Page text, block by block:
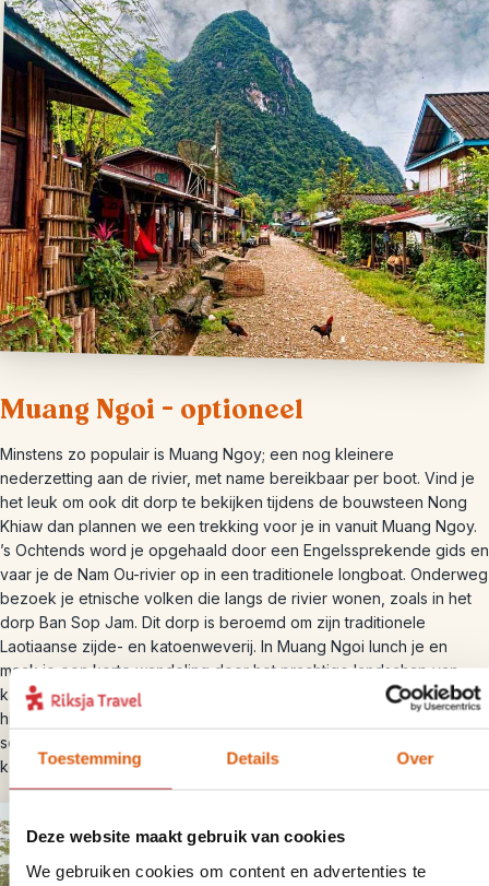
Toestemming Details Over
Deze website maakt gebruik van cookies
We gebruiken cookies om content en advertenties te
Muang Ngoi – optioneel
Minstens zo populair is Muang Ngoy; een nog kleinere
nederzetting aan de rivier, met name bereikbaar per boot. Vind je
het leuk om ook dit dorp te bekijken tijdens de bouwsteen Nong
Khiaw dan plannen we een trekking voor je in vanuit Muang Ngoy.
’s Ochtends word je opgehaald door een Engelssprekende gids en
vaar je de Nam Ou-rivier op in een traditionele longboat. Onderweg
bezoek je etnische volken die langs de rivier wonen, zoals in het
dorp Ban Sop Jam. Dit dorp is beroemd om zijn traditionele
Laotiaanse zijde- en katoenweverij. In Muang Ngoi lunch je en
maak je een korte wandeling door het prachtige landschap van
kalkstenen kliffen, bergen en rijstvelden. Onderweg bezoek je een
historische grot, die door de lokale bevolking werd gebruikt als
schuilkelder tijdens de Tweede Indochina Oorlog. Na de trekking
keer je per boot terug naar Nong Khiaw.